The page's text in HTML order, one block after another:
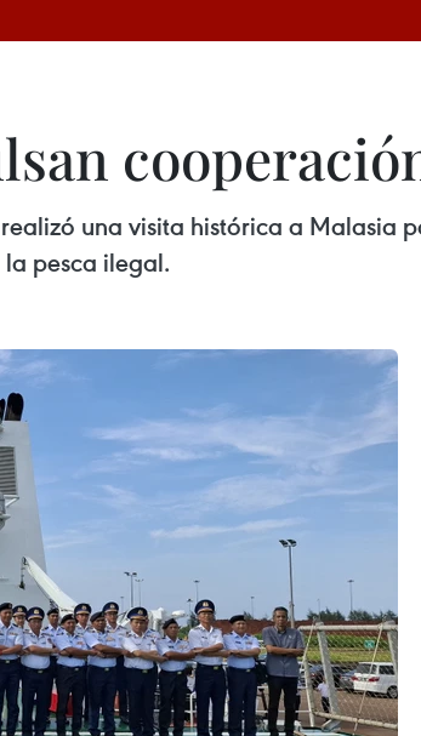
una visita histórica a Malasia
pesca ilegal.